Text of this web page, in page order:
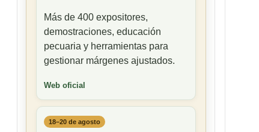
Más de 400 expositores,
demostraciones, educación
pecuaria y herramientas para
gestionar márgenes ajustados.
Web oficial
18–20 de agosto